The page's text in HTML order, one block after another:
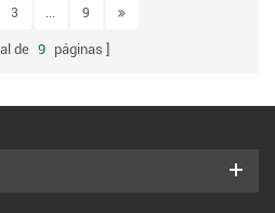
3 ... 9
de 9 páginas